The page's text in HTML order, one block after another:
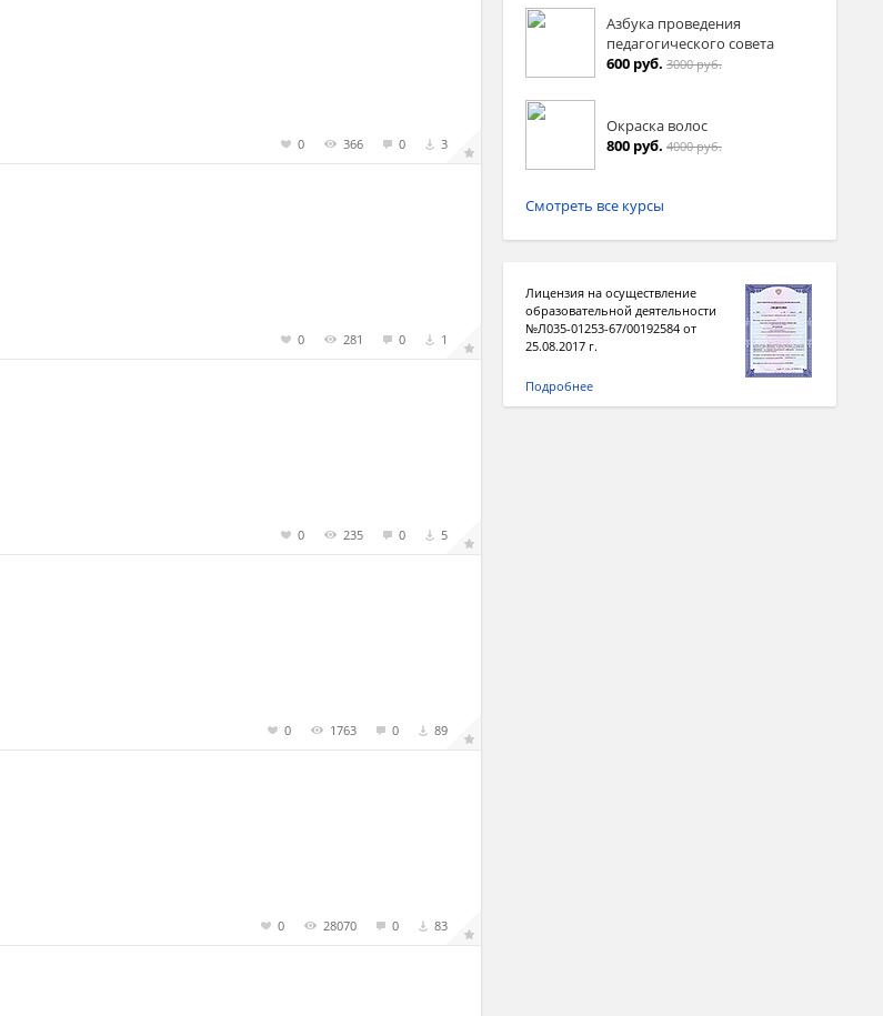
0 366 0 3
0 281 0 1
0 235 0 5
0 1763 0 89
0 28070 0 83
Азбука проведения
педагогического совета
600 руб. 3000 руб.
Окраска волос
800 руб. 4000 руб.
Смотреть все курсы
Лицензия на осуществление
образовательной деятельности
№Л035-01253-67/00192584 от
25.08.2017 г.
Подробнее